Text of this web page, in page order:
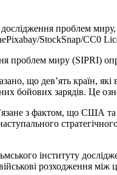
проблем
Pixabay/StockSnap/CC0
проблем миру (SIPRI)
що дев’ять країн,
бойових зарядів. Це
з фактом, що США
інституту
розходження між